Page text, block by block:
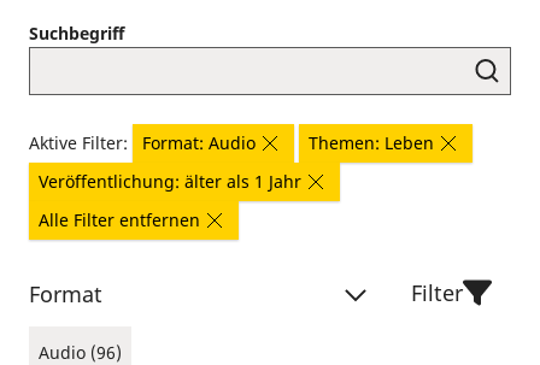
Suchbegriff
Aktive Filter: Format: Audio
Themen: Leben
Veröffentlichung: älter als 1 Jahr
Alle Filter entfernen
Format
Audio (96)
Filter